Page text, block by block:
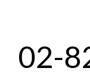
02-